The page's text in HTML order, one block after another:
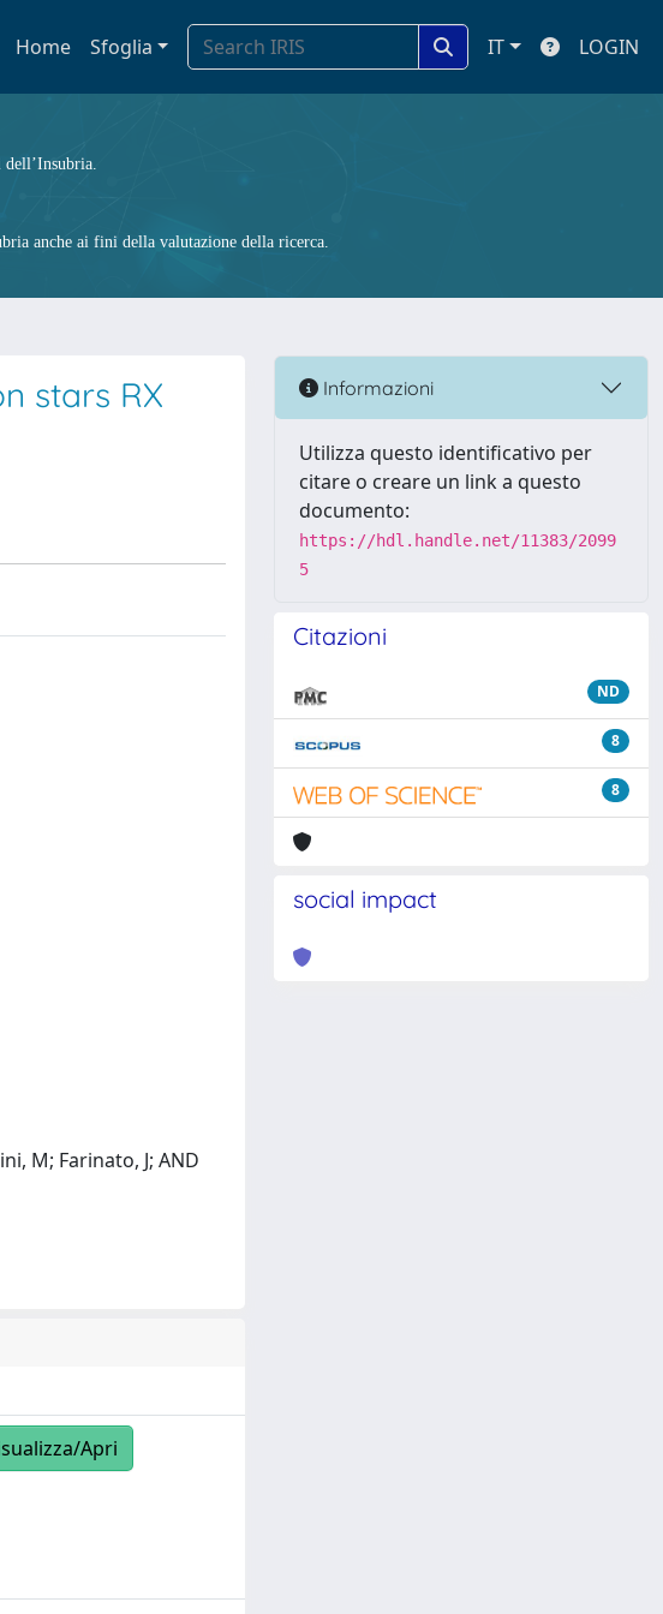
Home Sfoglia IT LOGIN
anche ai fini della valutazione della ricerca.
stars RX
M; Farinato, J; AND
Apri
Informazioni
Utilizza questo identificativo per
citare o creare un link a questo
documento:
https://hdl.handle.net/11383/2099
5
Citazioni
ND
8
8
social impact